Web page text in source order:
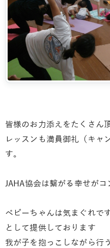
皆様のお力添えをたくさん
レッスンも満員御礼（キャ
す。
JAHA協会は繋がる幸せがコ
ベビーちゃんは気まぐれで
として提供しております
我が子を抱っこしながら行